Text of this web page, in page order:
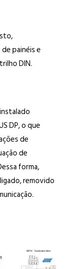
painéis e
DIN.
DP, o que
de
de
forma,
removido